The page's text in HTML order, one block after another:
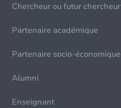
Chercheur ou futur chercheur
Partenaire académique
Partenaire socio-économique
Alumni
Enseignant